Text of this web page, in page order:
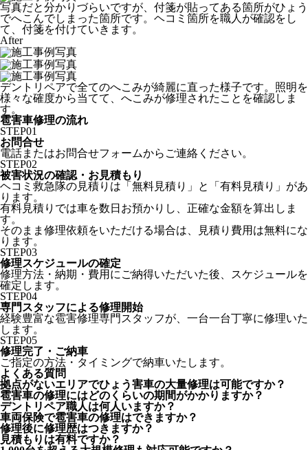
写真だと分かりづらいですが、付箋が貼ってある箇所がひょう
でへこんでしまった箇所です。ヘコミ箇所を職人が確認をし
て、付箋を付けていきます。
After
デントリペアで全てのへこみが綺麗に直った様子です。照明を
様々な確度から当てて、へこみが修理されたことを確認しま
す。
雹害車修理の流れ
STEP01
お問合せ
電話またはお問合せフォームからご連絡ください。
STEP02
被害状況の確認・お見積もり
ヘコミ救急隊の見積りは「無料見積り」と「有料見積り」があ
ります。
有料見積りでは車を数日お預かりし、正確な金額を算出しま
す。
そのまま修理依頼をいただける場合は、見積り費用は無料にな
ります。
STEP03
修理スケジュールの確定
修理方法・納期・費用にご納得いただいた後、スケジュールを
確定します。
STEP04
専門スタッフによる修理開始
経験豊富な雹害修理専門スタッフが、一台一台丁寧に修理いた
します。
STEP05
修理完了・ご納車
ご指定の方法・タイミングで納車いたします。
よくある質問
拠点がないエリアでひょう害車の大量修理は可能ですか？
雹害車の修理にはどのくらいの期間がかかりますか？
デントリペア職人は何人いますか？
車両保険で雹害車の修理はできますか？
修理後に修理歴はつきますか？
見積もりは有料ですか？